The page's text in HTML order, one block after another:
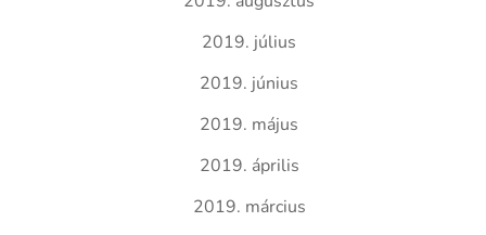
2019. július
2019. június
2019. május
2019. április
2019. március